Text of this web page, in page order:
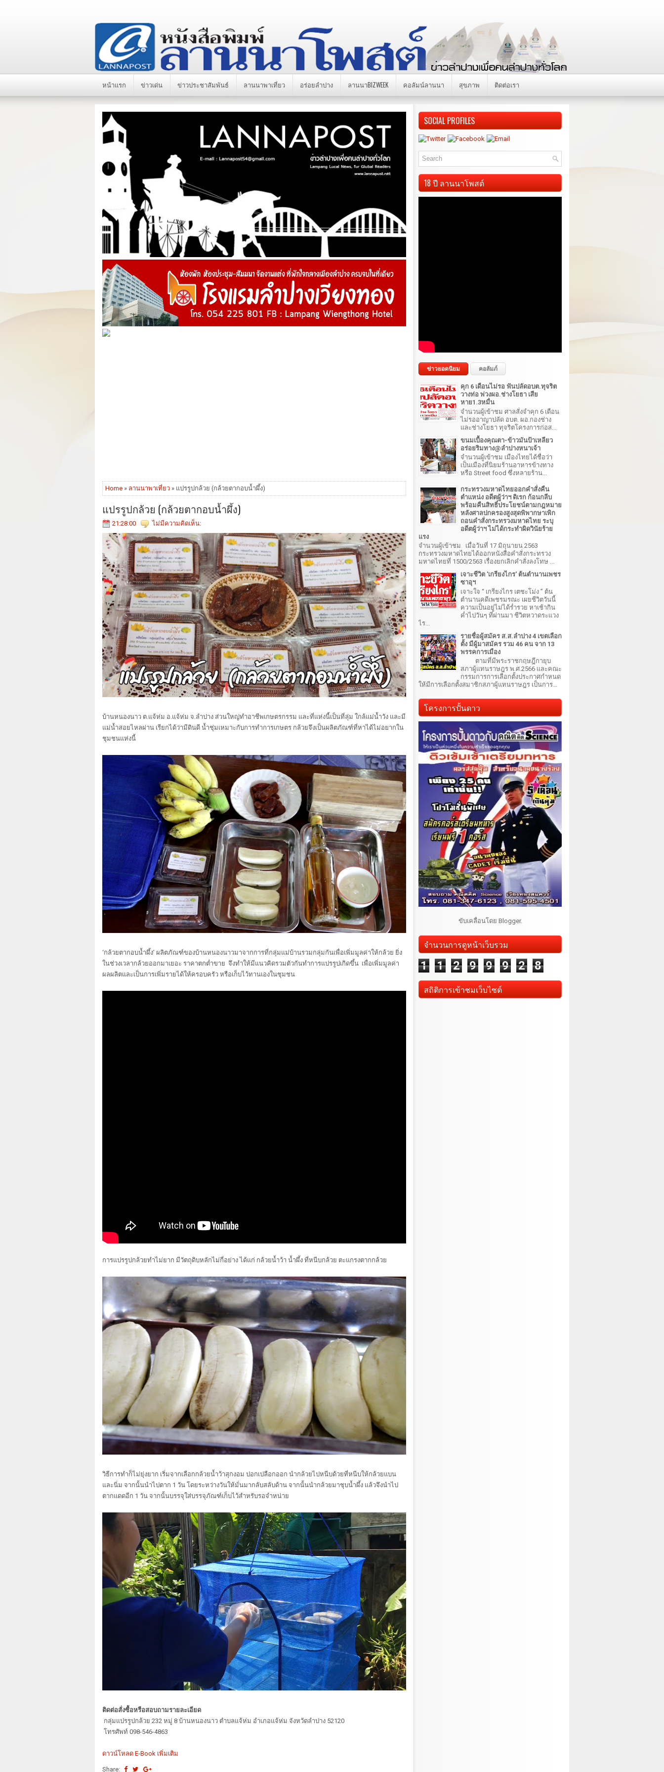
หน้าแรก ข่าวเด่น ข่าวประชาสัมพันธ์ ลานนาพาเที่ยว อร่อยลำปาง ลานนาBIZWEEK คอลัมน์ลานนา สุขภาพ ติดต่อเรา
Home » ลานนาพาเที่ยว » แปรรูปกล้วย (กล้วยตากอบน้ำผึ้ง)
แปรรูปกล้วย (กล้วยตากอบน้ำผึ้ง)
21:28:00 ไม่มีความคิดเห็น:
บ้านหนองนาว ต.แจ้ห่ม อ.แจ้ห่ม จ.ลำปาง ส่วนใหญ่ทำอาชีพเกษตรกรรม และที่แห่งนี้เป็นที่ลุ่ม ใกล้แม่น้ำวัง และมี
แม่น้ำสอยไหลผ่าน เรียกได้ว่ามีดินดี น้ำชุ่มเหมาะกับการทำการเกษตร กล้วยจึงเป็นผลิตภัณฑ์ที่หาได้ไม่อยากใน
ชุมชนแห่งนี้
‘กล้วยตากอบน้ำผึ้ง’ ผลิตภัณฑ์ของบ้านหนองนาวมาจากการที่กลุ่มแม่บ้านรวมกลุ่มกันเพื่อเพิ่มมูลค่าให้กล้วย ยิ่ง
ในช่วงเวลากล้วยออกมาเยอะ ราคาตกต่ำขาย จึงทำให้มีแนวคิดรวมตัวกันทำการแปรรูปเกิดขึ้น เพื่อเพิ่มมูลค่า
ผลผลิตและเป็นการเพิ่มรายได้ให้ครอบครัว หรือเก็บไว้ทานเองในชุมชน
การแปรรูปกล้วยทำไม่ยาก มีวัตถุดิบหลักไม่กี่อย่าง ได้แก่ กล้วยน้ำว้า น้ำผึ้ง ที่หนีบกล้วย ตะแกรงตากกล้วย
วิธีการทำก็ไม่ยุ่งยาก เริ่มจากเลือกกล้วยน้ำว้าสุกงอม ปอกเปลือกออก นำกล้วยไปหนีบด้วยที่หนีบให้กล้วยแบน
และนิ่ม จากนั้นนำไปตาก 1 วัน โดยระหว่างวันให้มั่นมากลับสลับด้าน จากนั้นนำกล้วยมาชุบน้ำผึ้ง แล้วจึงนำไป
ตากแดดอีก 1 วัน จากนั้นบรรจุใส่บรรจุภัณฑ์เก็บไว้สำหรับรอจำหน่าย
ติดต่อสั่งซื้อหรือสอบถามรายละเอียด
กลุ่มแปรรูปกล้วย 232 หมู่ 8 บ้านหนองนาว ตำบลแจ้ห่ม อำเภอแจ้ห่ม จังหวัดลำปาง 52120
โทรศัพท์ 098-546-4863
ดาวน์โหลด E-Book เพิ่มเติม
Share:
SOCIAL PROFILES
18 ปี ลานนาโพสต์
ข่าวยอดนิยม คอลัมภ์
คุก 6 เดือนไม่รอ ฟันปลัดอบต.ทุจริต
วางท่อ พ่วงผอ.ช่างโยธา เสีย
หาย1.3หมื่น
จำนวนผู้เข้าชม ศาลสั่งจำคุก 6 เดือน
ไม่รออาญาปลัด อบต. ผอ.กองช่าง
และช่างโยธา ทุจริตโครงการก่อส...
ขนมเบื้องคุณตา-ข้าวมันป้าเหลียว
อร่อยริมทาง@ลำปางหนาเจ้า
จำนวนผู้เข้าชม เมืองไทยได้ชื่อว่า
เป็นเมืองที่นิยมร้านอาหารข้างทาง
หรือ Street food ซึ่งหลายร้าน...
กระทรวงมหาดไทยออกคำสั่งคืน
ตำแหน่ง อดีตผู้ว่าฯ ดิเรก ก้อนกลีบ
พร้อมคืนสิทธิ์ประโยชน์ตามกฎหมาย
หลังศาลปกครองสูงสุดพิพากษาเพิก
ถอนคำสั่งกระทรวงมหาดไทย ระบุ
อดีตผู้ว่าฯ ไม่ได้กระทำผิดวินัยร้าย
แรง
จำนวนผู้เข้าชม เมื่อวันที่ 17 มิถุนายน 2563
กระทรวงมหาดไทยได้ออกหนังสือคำสั่งกระทรวง
มหาดไทยที่ 1500/2563 เรื่องยกเลิกคำสั่งลงโทษ ...
เจาะชีวิต 'เกรียงไกร' ต้นตำนานเพชร
ซาอุฯ
เจาะใจ “ เกรียงไกร เตชะโม่ง ” ต้น
ตำนานคดีเพชรมรณะ เผยชีวิตวันนี้
ความเป็นอยู่ไม่ได้ร่ำรวย หาเช้ากิน
ค่ำไปวันๆ ที่ผ่านมา ชีวิตหวาดระแวง
ไร...
รายชื่อผู้สมัคร ส.ส.ลำปาง 4 เขตเลือก
ตั้ง มีผู้มาสมัคร รวม 46 คน จาก 13
พรรคการเมือง
ตามที่มีพระราชกฤษฎีกายุบ
สภาผู้แทนราษฎร พ.ศ.2566 และคณะ
กรรมการการเลือกตั้งประกาศกำหนด
ให้มีการเลือกตั้งสมาชิกสภาผู้แทนราษฎร เป็นการ...
โครงการปั้นดาว
ขับเคลื่อนโดย Blogger.
จำนวนการดูหน้าเว็บรวม
1 1 2 9 9 9 2 8
สถิติการเข้าชมเว็บไซต์